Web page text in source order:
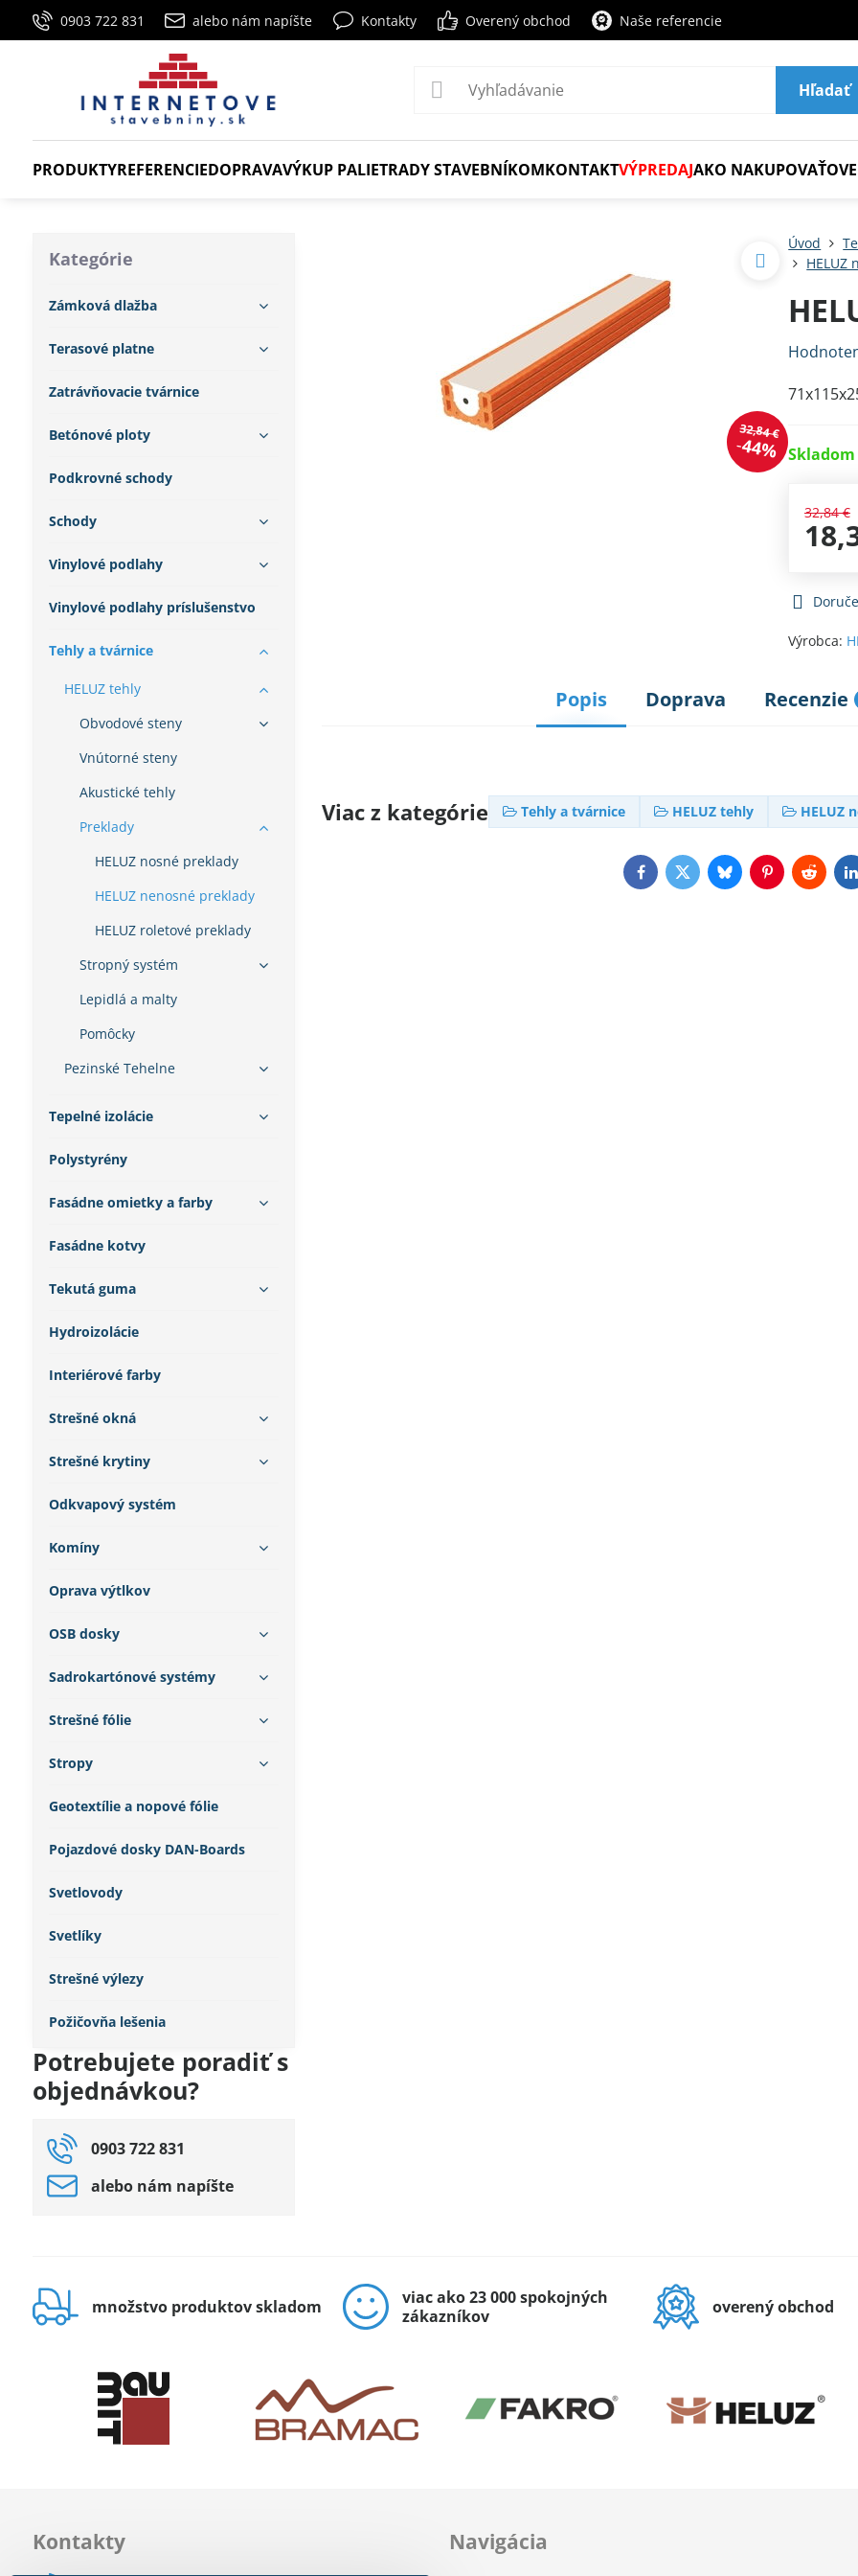
0903 722 831 alebo nám napíšte Kontakty Overený obchod Naše referencie
Hľadať
PRODUKTYREFERENCIEDOPRAVAVÝKUP PALIETRADY STAVEBNÍKOMKONTAKTVÝPREDAJAKO NAKUPOVAŤ
32,84 €
44%
Úvod
HELUZ
32,84 €
Výrobca:
Popis Doprava Recenzie
Viac z kategórie Tehly a tvárnice HELUZ tehly HELUZ
FacebookTwitterBlueskyPinterestReddit
Kategórie
Zámková dlažba
Terasové platne
Zatrávňovacie tvárnice
Betónové ploty
Podkrovné schody
Schody
Vinylové podlahy
Vinylové podlahy príslušenstvo
Tehly a tvárnice
HELUZ tehly
Obvodové steny
Vnútorné steny
Akustické tehly
Preklady
HELUZ nosné preklady
HELUZ nenosné preklady
HELUZ roletové preklady
Stropný systém
Lepidlá a malty
Pomôcky
Pezinské Tehelne
Tepelné izolácie
Polystyrény
Fasádne omietky a farby
Fasádne kotvy
Tekutá guma
Hydroizolácie
Interiérové farby
Strešné okná
Strešné krytiny
Odkvapový systém
Komíny
Oprava výtlkov
OSB dosky
Sadrokartónové systémy
Strešné fólie
Stropy
Geotextílie a nopové fólie
Pojazdové dosky DAN-Boards
Svetlovody
Svetlíky
Strešné výlezy
Požičovňa lešenia
Potrebujete poradiť s
objednávkou?
0903 722 831
alebo nám napíšte
množstvo produktov skladom
viac ako 23 000 spokojných
zákazníkov
overený obchod
Kontakty Navigácia